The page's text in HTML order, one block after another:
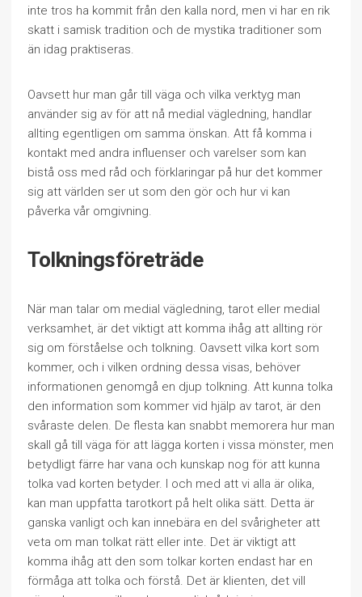
inte tros ha kommit från den kalla nord, men vi har en rik
skatt i samisk tradition och de mystika traditioner som
än idag praktiseras.
Oavsett hur man går till väga och vilka verktyg man
använder sig av för att nå medial vägledning, handlar
allting egentligen om samma önskan. Att få komma i
kontakt med andra influenser och varelser som kan
bistå oss med råd och förklaringar på hur det kommer
sig att världen ser ut som den gör och hur vi kan
påverka vår omgivning.
Tolkningsföreträde
När man talar om medial vägledning, tarot eller medial
verksamhet, är det viktigt att komma ihåg att allting rör
sig om förståelse och tolkning. Oavsett vilka kort som
kommer, och i vilken ordning dessa visas, behöver
informationen genomgå en djup tolkning. Att kunna tolka
den information som kommer vid hjälp av tarot, är den
svåraste delen. De flesta kan snabbt memorera hur man
skall gå till väga för att lägga korten i vissa mönster, men
betydligt färre har vana och kunskap nog för att kunna
tolka vad korten betyder. I och med att vi alla är olika,
kan man uppfatta tarotkort på helt olika sätt. Detta är
ganska vanligt och kan innebära en del svårigheter att
veta om man tolkat rätt eller inte. Det är viktigt att
komma ihåg att den som tolkar korten endast har en
förmåga att tolka och förstå. Det är klienten, det vill